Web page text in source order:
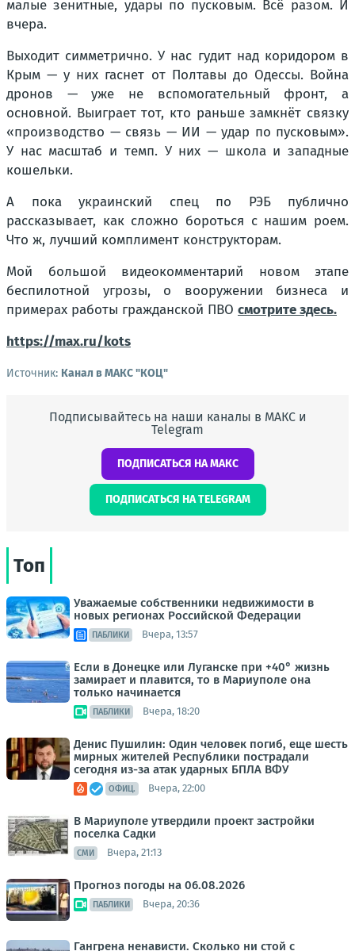
малые зенитные, удары по пусковым. Всё разом. И
вчера.
Выходит симметрично. У нас гудит над коридором в
Крым — у них гаснет от Полтавы до Одессы. Война
дронов — уже не вспомогательный фронт, а
основной. Выиграет тот, кто раньше замкнёт связку
«производство — связь — ИИ — удар по пусковым».
У нас масштаб и темп. У них — школа и западные
кошельки.
А пока украинский спец по РЭБ публично
рассказывает, как сложно бороться с нашим роем.
Что ж, лучший комплимент конструкторам.
Мой большой видеокомментарий новом этапе
беспилотной угрозы, о вооружении бизнеса и
примерах работы гражданской ПВО смотрите здесь.
https://max.ru/kots
Источник: Канал в МАКС "КОЦ"
Подписывайтесь на наши каналы в МАКС и
Telegram
ПОДПИСАТЬСЯ НА МАКС
ПОДПИСАТЬСЯ НА TELEGRAM
Топ
Уважаемые собственники недвижимости в
новых регионах Российской Федерации
ПАБЛИКИ Вчера, 13:57
Если в Донецке или Луганске при +40° жизнь
замирает и плавится, то в Мариуполе она
только начинается
ПАБЛИКИ Вчера, 18:20
Денис Пушилин: Один человек погиб, еще шесть
мирных жителей Республики пострадали
сегодня из-за атак ударных БПЛА ВФУ
ОФИЦ. Вчера, 22:00
В Мариуполе утвердили проект застройки
поселка Садки
СМИ Вчера, 21:13
Прогноз погоды на 06.08.2026
ПАБЛИКИ Вчера, 20:36
Гангрена ненависти. Сколько ни стой с